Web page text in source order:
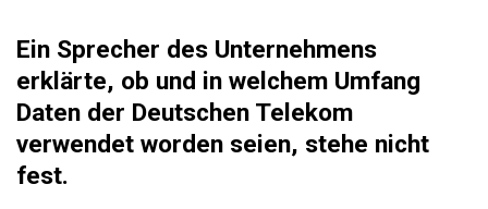
Ein Sprecher des Unternehmens
erklärte, ob und in welchem Umfang
Daten der Deutschen Telekom
verwendet worden seien, stehe nicht
fest.